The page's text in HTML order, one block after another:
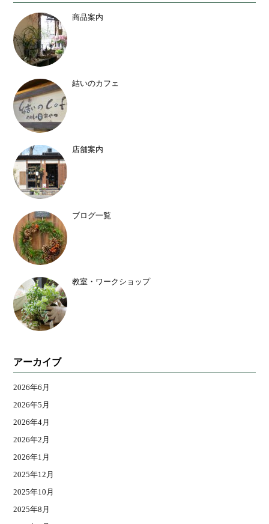
商品案内
結いのカフェ
店舗案内
ブログ一覧
教室・ワークショップ
アーカイブ
2026年6月
2026年5月
2026年4月
2026年2月
2026年1月
2025年12月
2025年10月
2025年8月